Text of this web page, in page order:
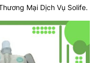
Mại Dịch Vụ Solife.